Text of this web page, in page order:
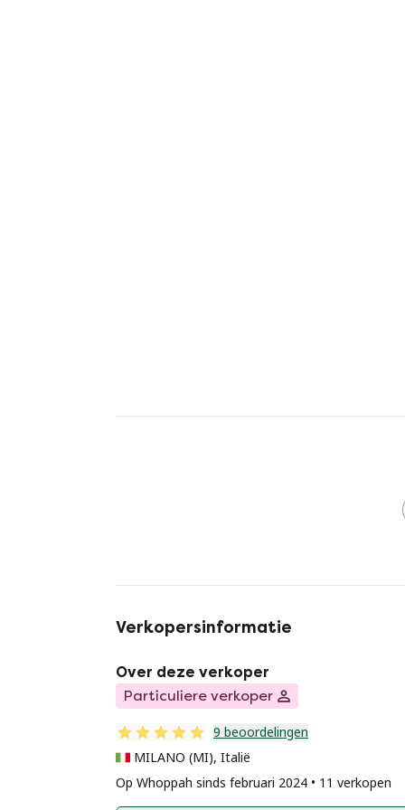
Verkopersinformatie
Over deze verkoper
Particuliere verkoper
9 beoordelingen
MILANO (MI), Italië
Op Whoppah sinds februari 2024 • 11 verkopen